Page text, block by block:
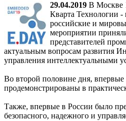
29.04.2019 В Москве
Кварта Технологии
российские и
мероприятии
представителей
актуальным вопросам развития
управления интеллектуальными
Во второй половине дня,
продемонстрированы в
Также, впервые в России было
безопасного, надежного и